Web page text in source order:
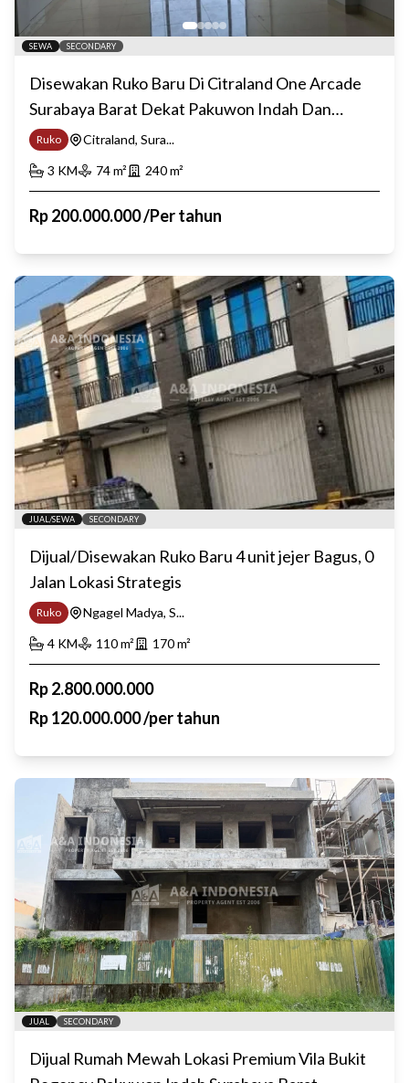
SEWA SECONDARY
Disewakan Ruko Baru Di Citraland One Arcade
Surabaya Barat Dekat Pakuwon Indah Dan
Lontar
Ruko
Citraland, Sura...
3 KM 74m² 240m²
Rp200.000.000/Per tahun
JUAL/SEWA SECONDARY
Dijual/Disewakan Ruko Baru 4 unit jejer Bagus, 0
Jalan Lokasi Strategis
Ruko
Ngagel Madya, S...
4 KM 110m² 170m²
Rp2.800.000.000
Rp120.000.000/per tahun
JUAL SECONDARY
Dijual Rumah Mewah Lokasi Premium Vila Bukit